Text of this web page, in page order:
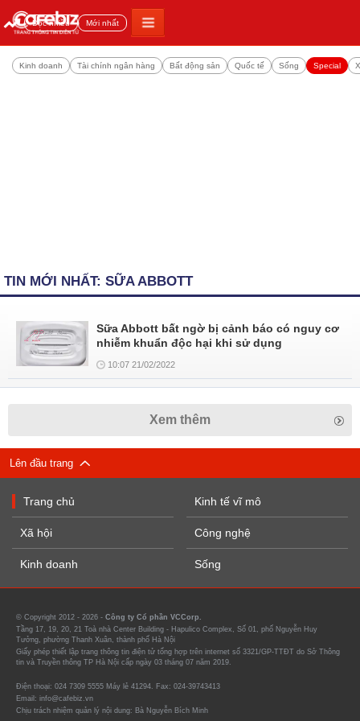
Đọc nhiều Mới nhất
Kinh doanh Tài chính ngân hàng Bất động sản Quốc tế Sống Special
TIN MỚI NHẤT: SỮA ABBOTT
Sữa Abbott bất ngờ bị cảnh báo có nguy cơ
nhiễm khuẩn độc hại khi sử dụng
10:07 21/02/2022
Xem thêm
Lên đầu trang
Trang chủ
Xã hội
Kinh doanh
Kinh tế vĩ mô
Công nghệ
Sống
© Copyright 2012 - 2026 - Công ty Cổ phần VCCorp.
Tầng 17, 19, 20, 21 Toà nhà Center Building - Hapulico Complex, Số 01, phố Nguyễn Huy
Tưởng, phường Thanh Xuân, thành phố Hà Nội
Giấy phép thiết lập trang thông tin điện tử tổng hợp trên internet số 3321/GP-TTĐT do Sở Thông
tin và Truyền thông TP Hà Nội cấp ngày 03 tháng 07 năm 2019.
Điện thoại: 024 7309 5555 Máy lẻ 41294. Fax: 024-39743413
Email: info@cafebiz.vn
Chịu trách nhiệm quản lý nội dung: Bà Nguyễn Bích Minh